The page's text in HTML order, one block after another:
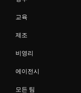
교육
제조
비영리
에이전시
모든 팀